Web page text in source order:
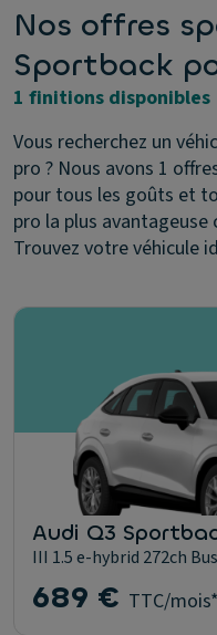
Nos offres
Sportback
1 finitions disponibles
Vous recherchez un
pro ? Nous avons 1
pour tous les goûts et
pro la plus
Trouvez votre véhicule
Audi Q3
III 1.5 e-hybrid 272ch
689 € TTC/mois*